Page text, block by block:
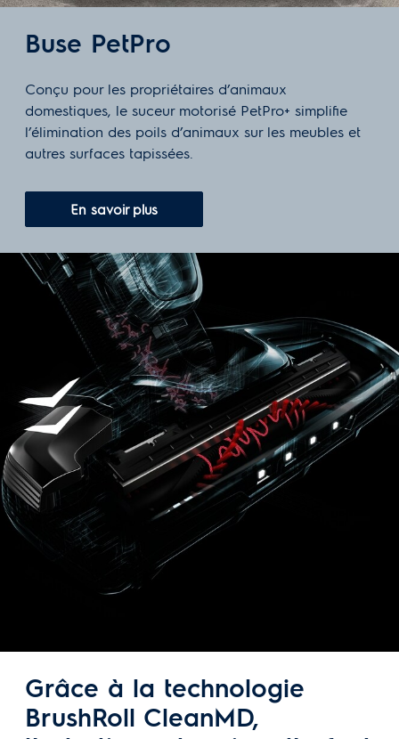
Buse PetPro
Conçu pour les propriétaires d’animaux
domestiques, le suceur motorisé PetPro+ simplifie
l’élimination des poils d’animaux sur les meubles et
autres surfaces tapissées.
En savoir plus
Grâce à la technologie
BrushRoll CleanMD,